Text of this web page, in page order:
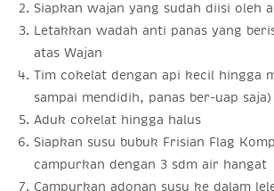
Siapkan wajan yang sudah diisi oleh
Letakkan wadah anti panas yang
atas Wajan
Tim cokelat dengan api kecil hingga
sampai mendidih, panas ber-uap saja)
Aduk cokelat hingga halus
Siapkan susu bubuk Frisian Flag
campurkan dengan 3 sdm air hangat
Campurkan adonan susu ke dalam